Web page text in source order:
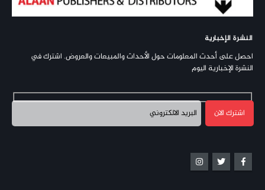
النشرة الإخبارية
احصل على أحدث المعلومات حول الأحداث والمبيعات والعروض. اشترك في
النشرة الإخبارية اليوم